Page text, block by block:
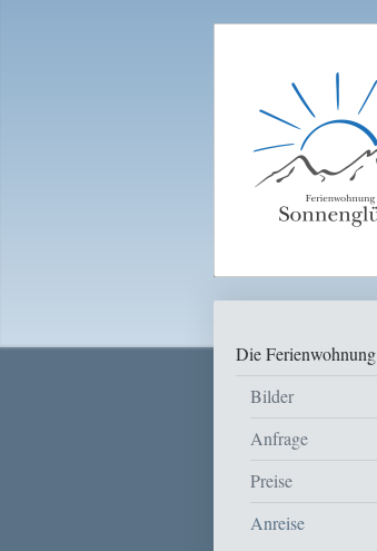
Die Ferienwohnung
Bilder
Anfrage
Preise
Anreise